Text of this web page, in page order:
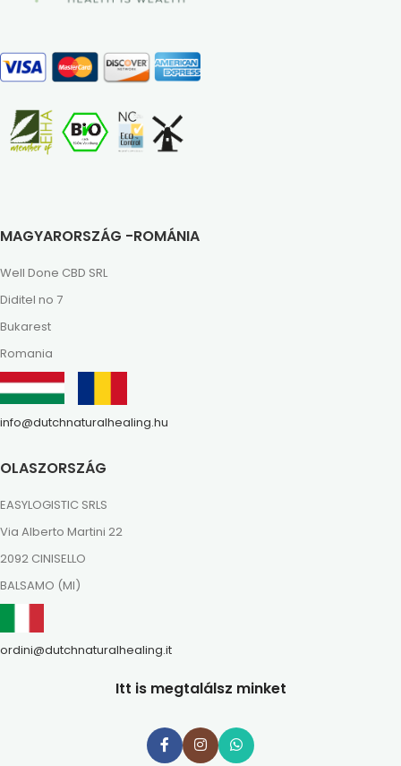
MAGYARORSZÁG -ROMÁNIA
Well Done CBD SRL
Diditel no 7
Bukarest
Romania
info@dutchnaturalhealing.hu
OLASZORSZÁG
EASYLOGISTIC SRLS
Via Alberto Martini 22
2092 CINISELLO
BALSAMO (MI)
ordini@dutchnaturalhealing.it
Itt is megtalálsz minket